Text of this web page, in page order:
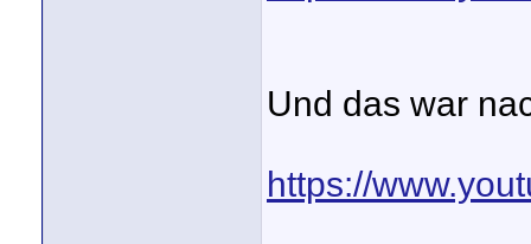
Und das war
https://